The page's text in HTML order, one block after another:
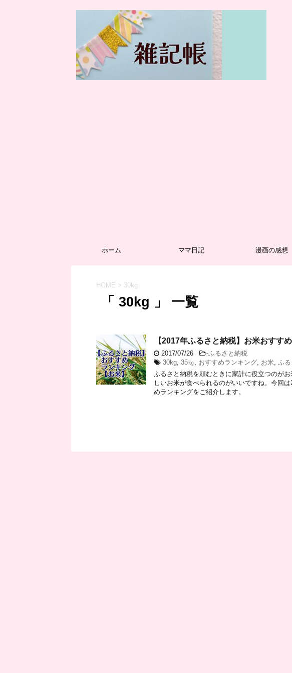
ホーム ママ日記 漫画の感想
HOME > 30kg
「 30kg 」 一覧
【2017年ふるさと納税】お米おすす
2017/07/26 -ふるさと納税
30kg 35㎏ おすすめランキング お米 ふ
ふるさと納税を頼むときに家計に役立つのが
しいお米が食べられるのがいいですね。今回
めランキングをご紹介します。